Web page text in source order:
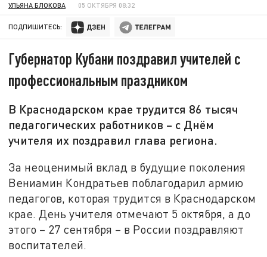
УЛЬЯНА БЛОКОВА 05 ОКТЯБРЯ 08:32
ПОДПИШИТЕСЬ:
Губернатор Кубани поздравил учителей с
профессиональным праздником
В Краснодарском крае трудится 86 тысяч
педагогических работников – с Днём
учителя их поздравил глава региона.
За неоценимый вклад в будущие поколения
Вениамин Кондратьев поблагодарил армию
педагогов, которая трудится в Краснодарском
крае. День учителя отмечают 5 октября, а до
этого – 27 сентября – в России поздравляют
воспитателей.